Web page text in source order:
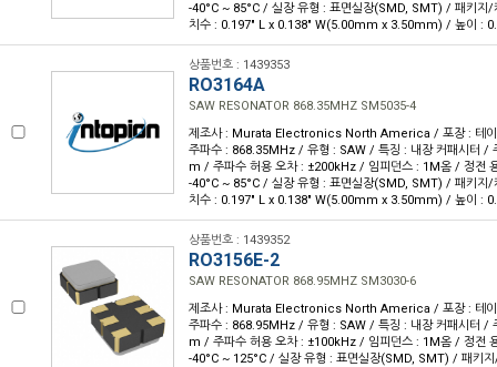
-40°C ~ 85°C / 실장 유형 : 표면실장(SMD, SMT) / 패키지
치수 : 0.197" L x 0.138" W(5.00mm x 3.50mm) / 높이 :
상품번호 : 1439353
RO3164A
SAW RESONATOR 868.35MHZ SM5035-4
제조사 : Murata Electronics North America / 포장 : 테
주파수 : 868.35MHz / 유형 : SAW / 특징 : 내장 커패시터 /
m / 주파수 허용 오차 : ±200kHz / 임피던스 : 1M옴 / 정전
-40°C ~ 85°C / 실장 유형 : 표면실장(SMD, SMT) / 패키지
치수 : 0.197" L x 0.138" W(5.00mm x 3.50mm) / 높이 :
상품번호 : 1439352
RO3156E-2
SAW RESONATOR 868.95MHZ SM3030-6
제조사 : Murata Electronics North America / 포장 : 테
주파수 : 868.95MHz / 유형 : SAW / 특징 : 내장 커패시터 /
m / 주파수 허용 오차 : ±100kHz / 임피던스 : 1M옴 / 정전
-40°C ~ 125°C / 실장 유형 : 표면실장(SMD, SMT) / 패키